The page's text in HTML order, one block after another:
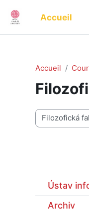
Accueil
Accueil
Catégories de
Ústav
Archiv